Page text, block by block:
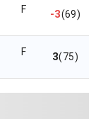
F -3(69)
F 3(75)